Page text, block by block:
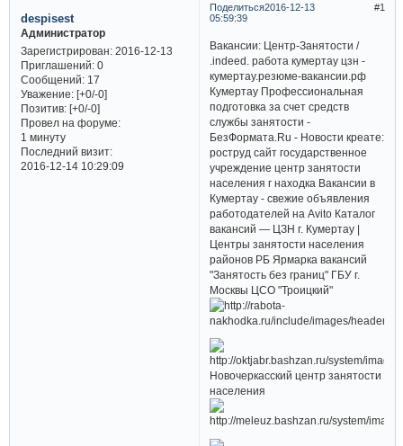
Поделиться 1
2016-12-13
05:59:39
despisest
Администратор
Зарегистрирован: 2016-12-13
Приглашений:0
Сообщений:17
Уважение: [+0/-0]
Позитив: [+0/-0]
Провел на форуме:
1 минуту
Последний визит:
2016-12-14 10:29:09
Вакансии: Центр-Занятости /
.indeed. работа кумертау цзн -
кумертау.резюме-вакансии.рф
Кумертау Профессиональная
подготовка за счет средств
службы занятости -
БезФормата.Ru - Новости креате:
роструд сайт государственное
учреждение центр занятости
населения г находка Вакансии в
Кумертау - свежие объявления
работодателей на Avito Каталог
вакансий — ЦЗН г. Кумертау |
Центры занятости населения
районов РБ Ярмарка вакансий
"Занятость без границ" ГБУ г.
Москвы ЦСО "Троицкий"
Новочеркасский центр занятости
населения